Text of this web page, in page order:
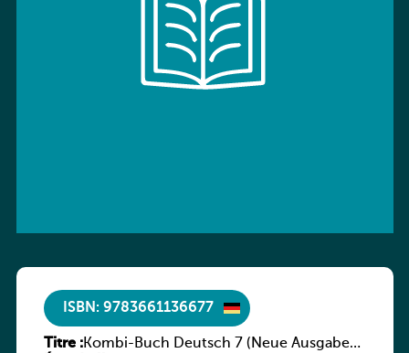
ISBN: 9783661136677
Titre :Kombi-Buch Deutsch 7 (Neue Ausgabe